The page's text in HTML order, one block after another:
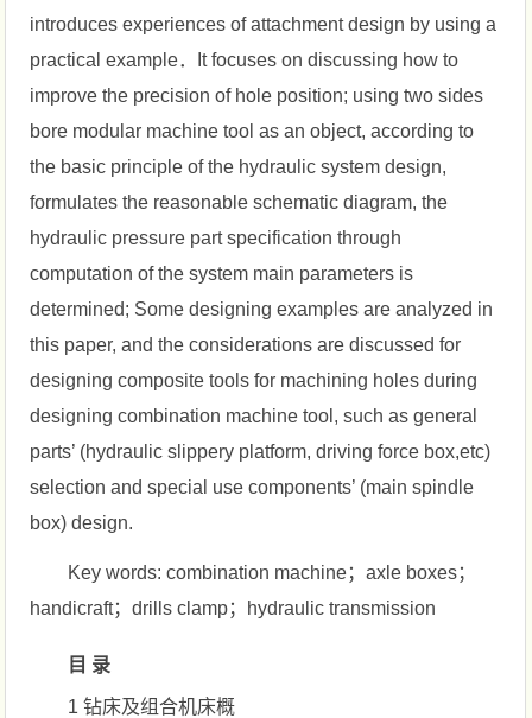
introduces experiences of attachment design by using a
practical example．It focuses on discussing how to
improve the precision of hole position; using two sides
bore modular machine tool as an object, according to
the basic principle of the hydraulic system design,
formulates the reasonable schematic diagram, the
hydraulic pressure part specification through
computation of the system main parameters is
determined; Some designing examples are analyzed in
this paper, and the considerations are discussed for
designing composite tools for machining holes during
designing combination machine tool, such as general
parts’ (hydraulic slippery platform, driving force box,etc)
selection and special use components’ (main spindle
box) design.
Key words: combination machine；axle boxes；
handicraft；drills clamp；hydraulic transmission
目 录
1 钻床及组合机床概